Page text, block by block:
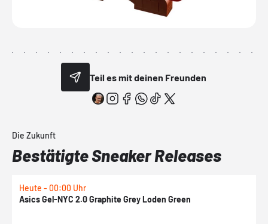
Teil es mit deinen Freunden
Die Zukunft
Bestätigte Sneaker Releases
Heute - 00:00 Uhr
Asics Gel-NYC 2.0 Graphite Grey Loden Green